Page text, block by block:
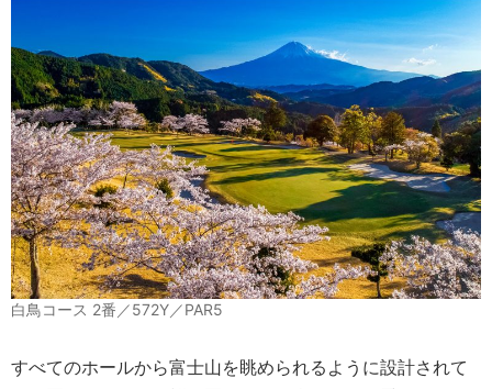
白鳥コース 2番／572Y／PAR5
すべてのホールから富士山を眺められるように設計されて